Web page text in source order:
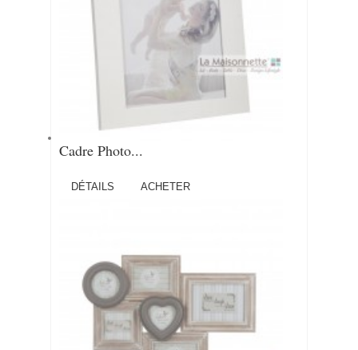
Cadre Photo...
DÉTAILS ACHETER